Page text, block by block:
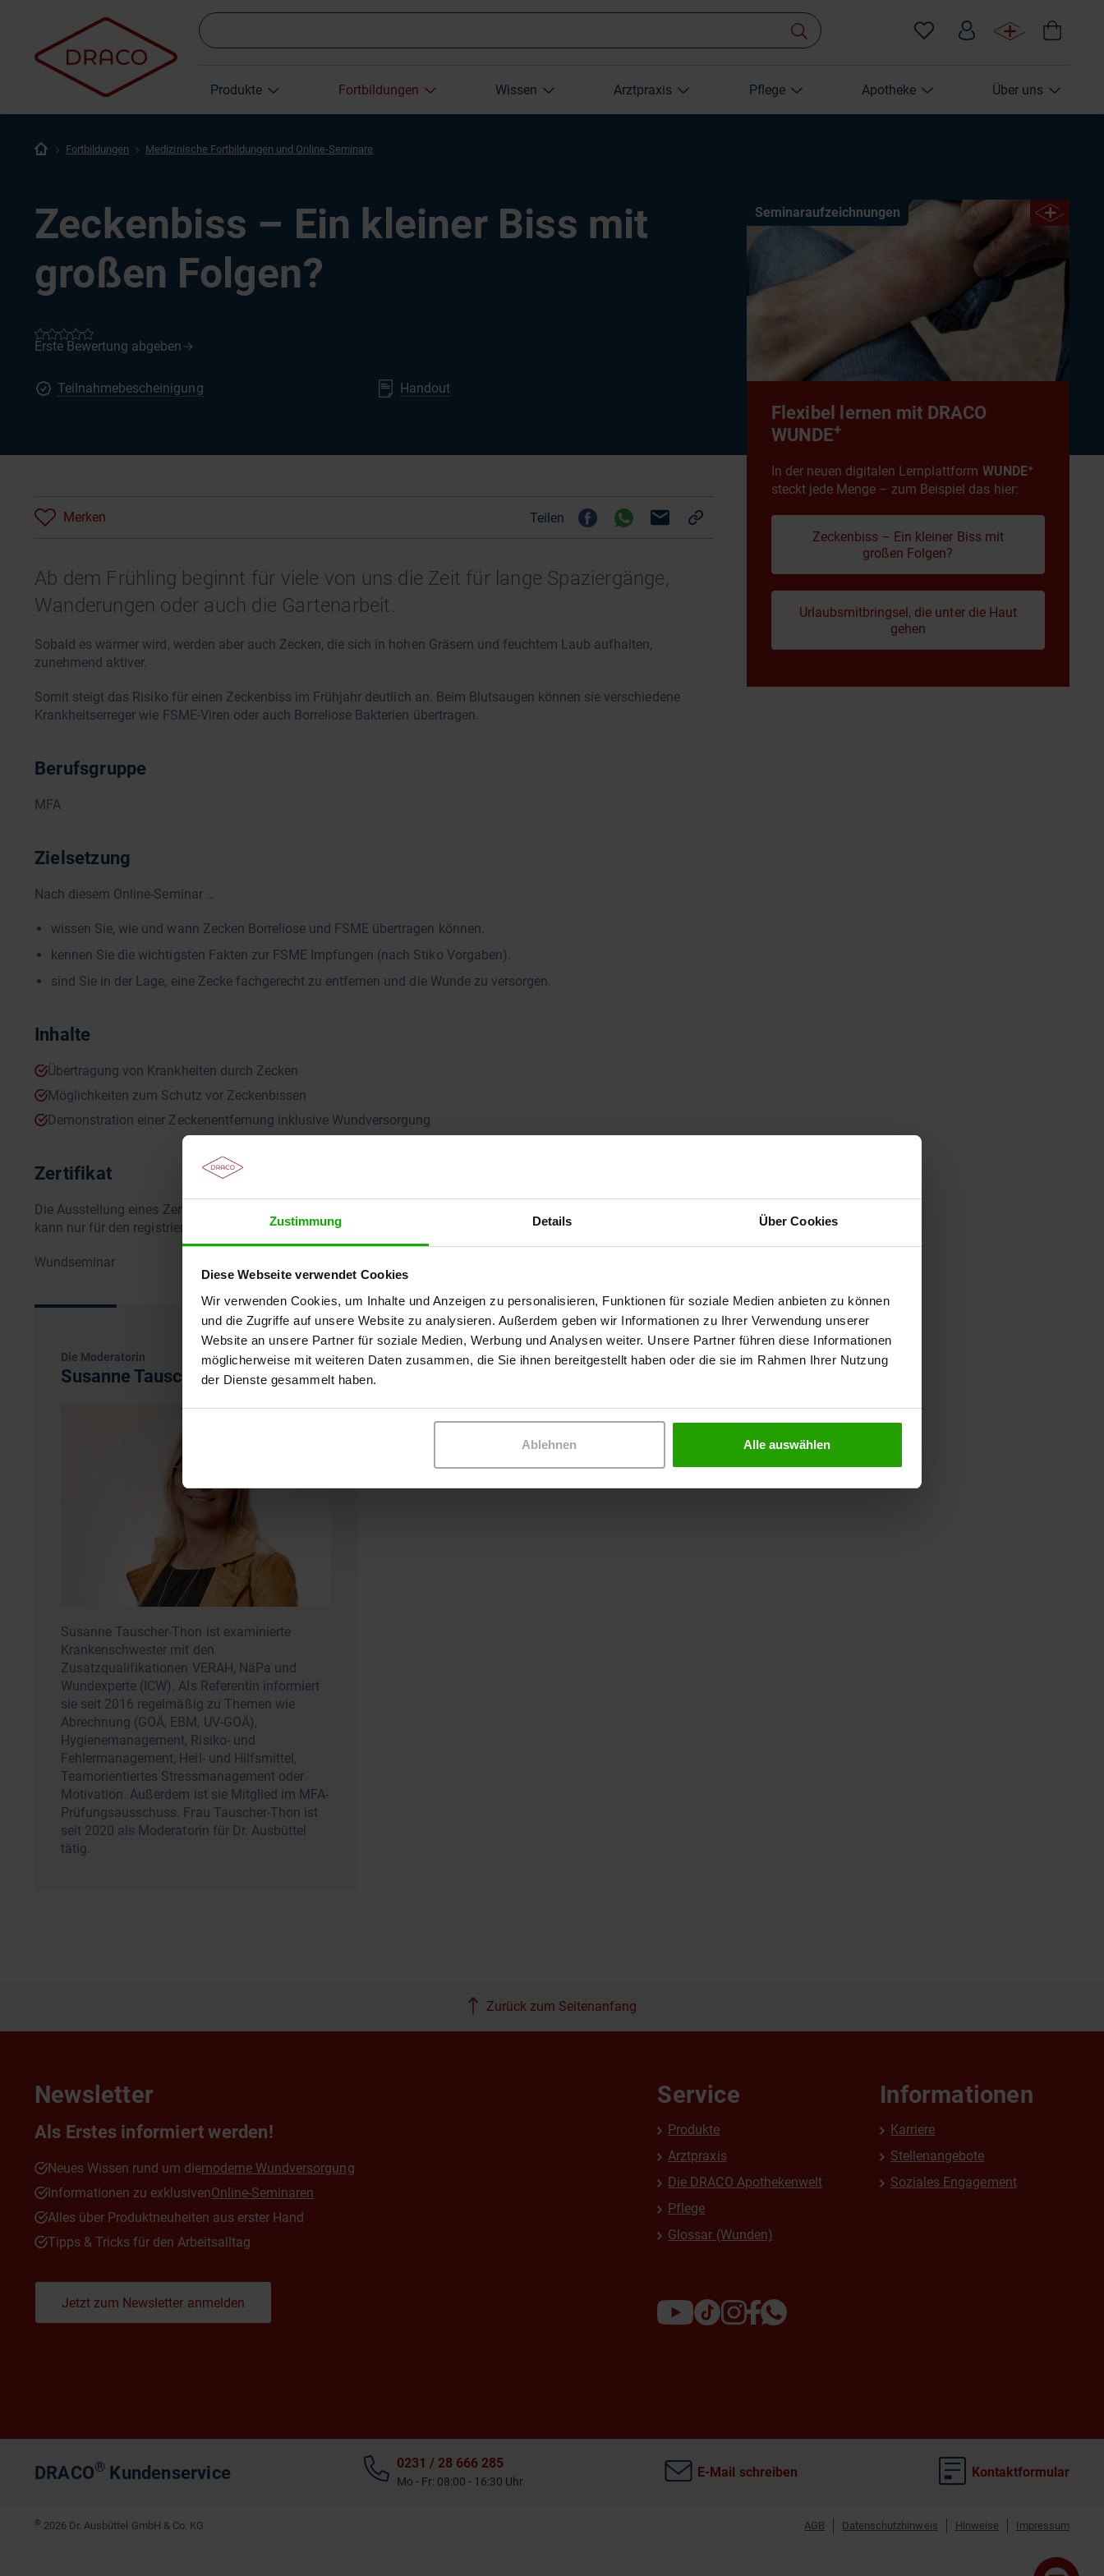
Zustimmung Details Über Cookies
Diese Webseite verwendet Cookies
Wir verwenden Cookies, um Inhalte und Anzeigen zu personalisieren, Funktionen für soziale Medien anbieten zu können
und die Zugriffe auf unsere Website zu analysieren. Außerdem geben wir Informationen zu Ihrer Verwendung unserer
Website an unsere Partner für soziale Medien, Werbung und Analysen weiter. Unsere Partner führen diese Informationen
möglicherweise mit weiteren Daten zusammen, die Sie ihnen bereitgestellt haben oder die sie im Rahmen Ihrer Nutzung
der Dienste gesammelt haben.
Ablehnen Alle auswählen
Produkte Fortbildungen Wissen Arztpraxis Pflege Apotheke Über uns
Fortbildungen Medizinische Fortbildungen und Online-Seminare
Zeckenbiss – Ein kleiner Biss mit
großen Folgen?
Teilnahmebescheinigung Handout
Merken Teilen
Ab dem Frühling beginnt für viele von uns die Zeit für lange Spaziergänge,
Wanderungen oder auch die Gartenarbeit.
Sobald es wärmer wird, werden aber auch Zecken, die sich in hohen Gräsern und feuchtem Laub aufhalten,
zunehmend aktiver.
Somit steigt das Risiko für einen Zeckenbiss im Frühjahr deutlich an. Beim Blutsaugen können sie verschiedene
Krankheitserreger wie FSME-Viren oder auch Borreliose Bakterien übertragen.
Berufsgruppe
MFA
Zielsetzung
Nach diesem Online-Seminar …
wissen Sie, wie und wann Zecken Borreliose und FSME übertragen können.
kennen Sie die wichtigsten Fakten zur FSME Impfungen (nach Stiko Vorgaben).
sind Sie in der Lage, eine Zecke fachgerecht zu entfernen und die Wunde zu versorgen.
Inhalte
Übertragung von Krankheiten durch Zecken
Möglichkeiten zum Schutz vor Zeckenbissen
Demonstration einer Zeckenentfernung inklusive Wundversorgung
Zertifikat
Die Ausstellung eines Zertifikates setzt die vollständige Teilnahme an dem Online-Seminar voraus. Das Zertifikat
kann nur für den registrierten Teilnehmer ausgestellt werden.
Wundseminar
Die Moderatorin
Susanne Tauscher-Thon
Susanne Tauscher-Thon ist examinierte
Krankenschwester mit den
Zusatzqualifikationen VERAH, NäPa und
Wundexperte (ICW). Als Referentin informiert
sie seit 2016 regelmäßig zu Themen wie
Abrechnung (GOÄ, EBM, UV-GOÄ),
Hygienemanagement, Risiko- und
Fehlermanagement, Heil- und Hilfsmittel,
Teamorientiertes Stressmanagement oder
Motivation. Außerdem ist sie Mitglied im MFA-
Prüfungsausschuss. Frau Tauscher-Thon ist
seit 2020 als Moderatorin für Dr. Ausbüttel
tätig.
Flexibel lernen mit DRACO
WUNDE+
In der neuen digitalen Lernplattform WUNDE⁺
steckt jede Menge – zum Beispiel das hier:
Zeckenbiss – Ein kleiner Biss mit
großen Folgen?
Urlaubsmitbringsel, die unter die Haut
gehen
Seminaraufzeichnungen
Zurück zum Seitenanfang
Newsletter
Als Erstes informiert werden!
Neues Wissen rund um diemoderne Wundversorgung
Informationen zu exklusivenOnline-Seminaren
Alles über Produktneuheiten aus erster Hand
Tipps & Tricks für den Arbeitsalltag
Jetzt zum Newsletter anmelden
Service
Produkte
Arztpraxis
Die DRACO Apothekenwelt
Pflege
Glossar (Wunden)
Informationen
Karriere
Stellenangebote
Soziales Engagement
DRACO® Kundenservice 0231 / 28 666 285
Mo - Fr: 08:00 - 16:30 Uhr
E-Mail schreiben Kontaktformular
© 2026 Dr. Ausbüttel GmbH & Co. KG AGB Datenschutzhinweis Hinweise Impressum
Wonach